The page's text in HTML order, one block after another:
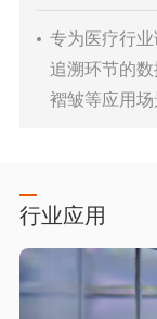
专为医疗行业
追溯环节的数
褶皱等应用场
行业应用